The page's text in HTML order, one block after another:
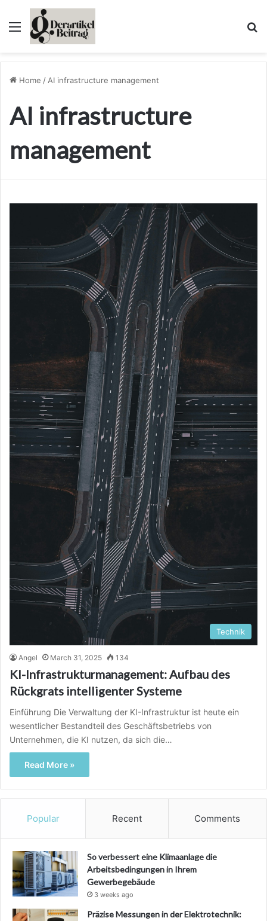
Menu
Home / AI infrastructure management
AI infrastructure
management
Technik
Angel March 31, 2025 134
KI-Infrastrukturmanagement: Aufbau des
Rückgrats intelligenter Systeme
Einführung Die Verwaltung der KI-Infrastruktur ist heute ein
wesentlicher Bestandteil des Geschäftsbetriebs von
Unternehmen, die KI nutzen, da sich die…
Read More »
Popular Recent Comments
So verbessert eine Klimaanlage die
Arbeitsbedingungen in Ihrem
Gewerbegebäude
3 weeks ago
Präzise Messungen in der Elektrotechnik: